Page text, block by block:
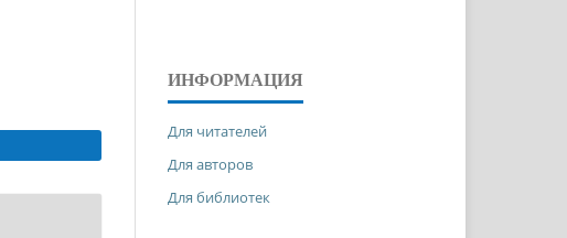
ИНФОРМАЦИЯ
Для читателей
Для авторов
Для библиотек